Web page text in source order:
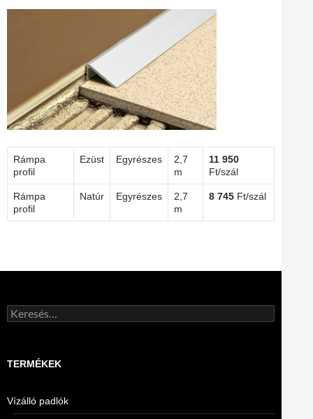
Rámpa
profil
Ezüst Egyrészes
2,7
m
11 950
Ft/szál
Rámpa
profil
Natúr Egyrészes
2,7
m
8 745 Ft/szál
Keresés:
TERMÉKEK
Vízálló padlók